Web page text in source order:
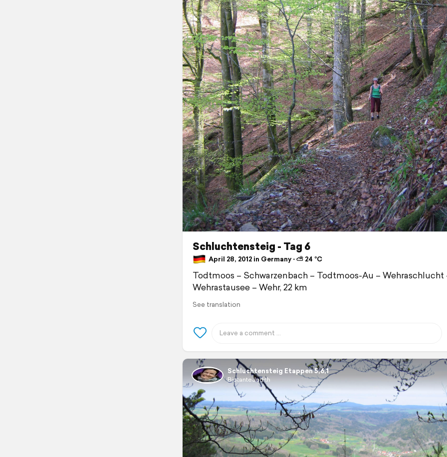
Schluchtensteig - Tag 6
April 28, 2012 in Germany ⋅ ⛅ 24 °C
Todtmoos – Schwarzenbach – Todtmoos-Au – Wehraschlucht
Wehrastausee – Wehr, 22 km
See translation
Schluchtensteig Etappen 5,6,1
BiotanteJudith